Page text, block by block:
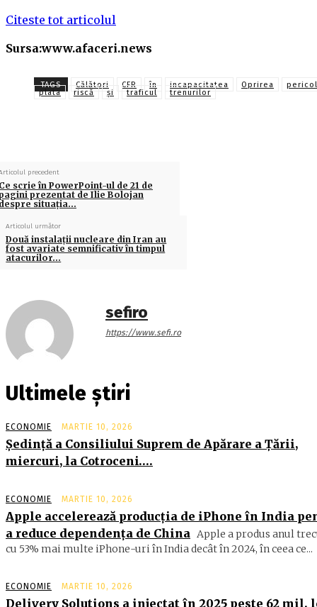
Citeste tot articolul
Sursa:www.afaceri.news
TAGS Călători CFR în incapacitatea Oprirea
pericol
plata
riscă și traficul trenurilor
precedent
scrie în PowerPoint-ul de 21 de
prezentat de Ilie Bolojan
situaţia…
Articolul următor
Două instalaţii nucleare din Iran au
fost avariate semnificativ în timpul
atacurilor…
sefiro
https://www.sefi.ro
Ultimele știri
ECONOMIE MARTIE 10, 2026
Şedinţă a Consiliului Suprem de Apărare a Ţării,
miercuri, la Cotroceni….
ECONOMIE MARTIE 10, 2026
Apple accelerează producția de iPhone în India
a reduce dependența de China Apple a produs anul
cu 53% mai multe iPhone-uri în India decât în 2024, în ceea ce...
ECONOMIE MARTIE 10, 2026
Delivery Solutions a injectat în 2025 peste 62 mil.